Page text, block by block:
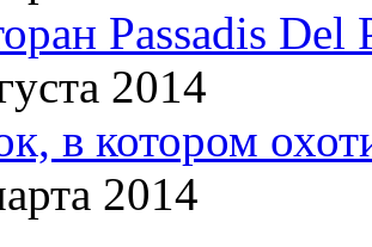
Passadis Del
2014
в котором
2014